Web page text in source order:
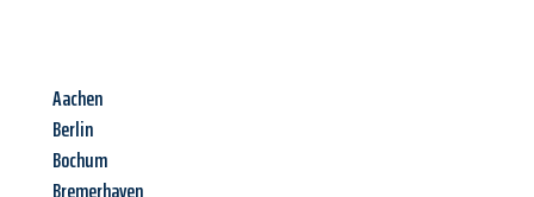
Aachen
Berlin
Bochum